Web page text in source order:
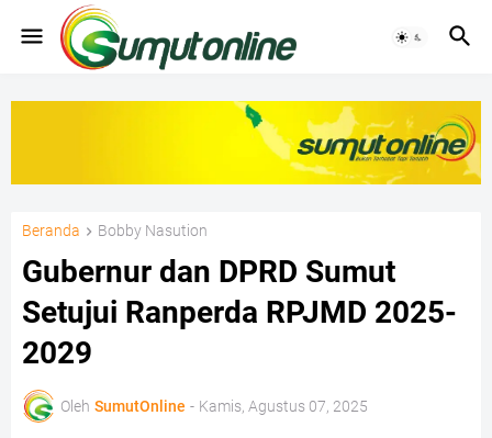
Beranda Bobby Nasution
Gubernur dan DPRD Sumut
Setujui Ranperda RPJMD 2025-
2029
Oleh SumutOnline - Kamis, Agustus 07, 2025